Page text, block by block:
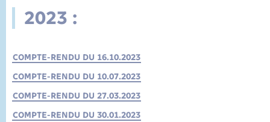
2023 :
COMPTE-RENDU DU 16.10.2023
COMPTE-RENDU DU 10.07.2023
COMPTE-RENDU DU 27.03.2023
COMPTE-RENDU DU 30.01.2023